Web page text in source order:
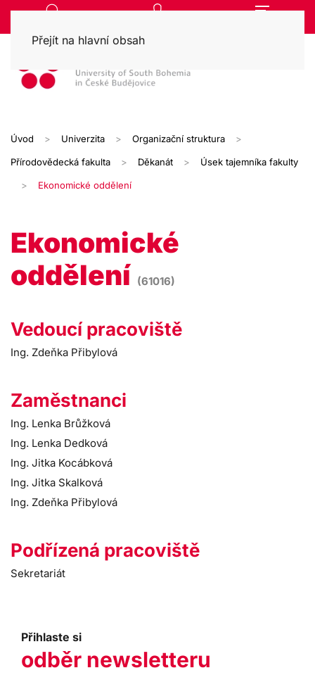
Přejít na hlavní obsah
Úvod Univerzita Organizační struktura
Přírodovědecká fakulta Děkanát Úsek tajemníka fakulty
Ekonomické oddělení
Ekonomické
oddělení (61016)
Vedoucí pracoviště
Ing. Zdeňka Přibylová
Zaměstnanci
Ing. Lenka Brůžková
Ing. Lenka Dedková
Ing. Jitka Kocábková
Ing. Jitka Skalková
Ing. Zdeňka Přibylová
Podřízená pracoviště
Sekretariát
Přihlaste si
odběr newsletteru